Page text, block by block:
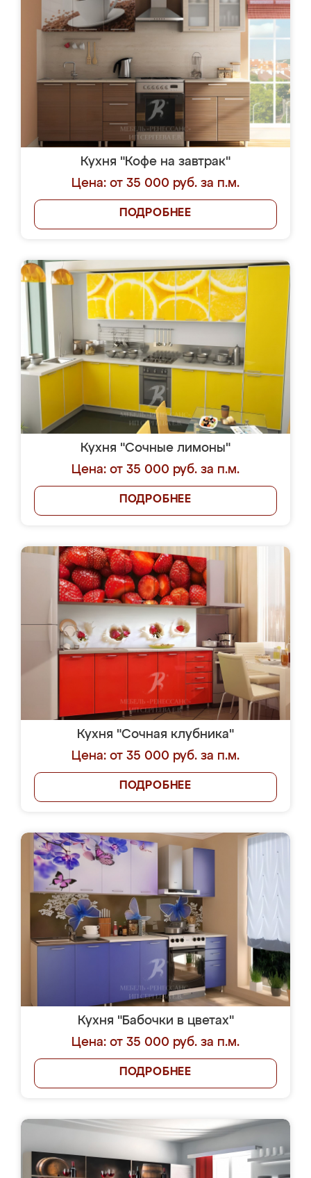
Кухня "Кофе на завтрак"
Цена: от 35 000 руб. за п.м.
ПОДРОБНЕЕ
Кухня "Сочные лимоны"
Цена: от 35 000 руб. за п.м.
ПОДРОБНЕЕ
Кухня "Сочная клубника"
Цена: от 35 000 руб. за п.м.
ПОДРОБНЕЕ
Кухня "Бабочки в цветах"
Цена: от 35 000 руб. за п.м.
ПОДРОБНЕЕ